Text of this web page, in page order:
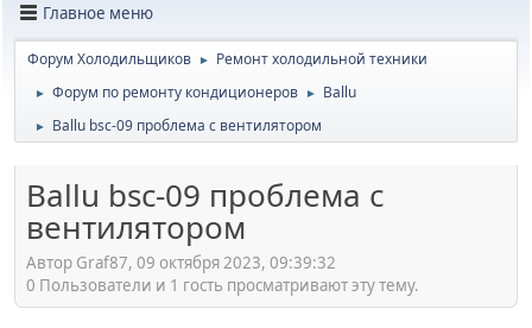
Главное меню
Форум Холодильщиков ► Ремонт холодильной техники
► Форум по ремонту кондиционеров ► Ballu
► Ballu bsc-09 проблема с вентилятором
Ballu bsc-09 проблема с
вентилятором
Автор Graf87, 09 октября 2023, 09:39:32
0 Пользователи и 1 гость просматривают эту тему.